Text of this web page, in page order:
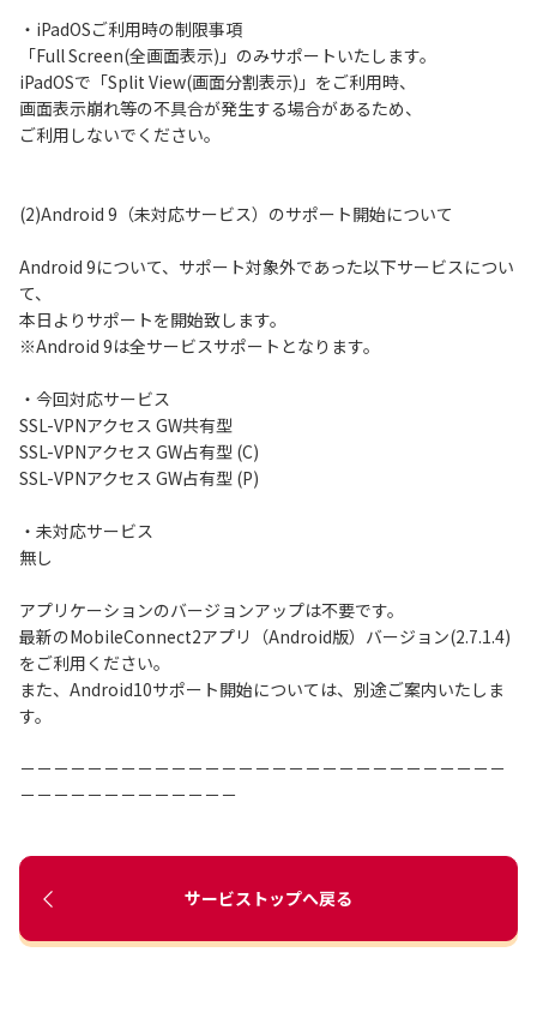
・iPadOSご利用時の制限事項
「Full Screen(全画面表示)」のみサポートいたします。
iPadOSで「Split View(画面分割表示)」をご利用時、
画面表示崩れ等の不具合が発生する場合があるため、
ご利用しないでください。
(2)Android 9（未対応サービス）のサポート開始について
Android 9について、サポート対象外であった以下サービスについ
て、
本日よりサポートを開始致します。
※Android 9は全サービスサポートとなります。
・今回対応サービス
SSL-VPNアクセス GW共有型
SSL-VPNアクセス GW占有型 (C)
SSL-VPNアクセス GW占有型 (P)
・未対応サービス
無し
アプリケーションのバージョンアップは不要です。
最新のMobileConnect2アプリ（Android版）バージョン(2.7.1.4)
をご利用ください。
また、Android10サポート開始については、別途ご案内いたしま
す。
－－－－－－－－－－－－－－－－－－－－－－－－－－－－－
－－－－－－－－－－－－－
サービストップへ戻る